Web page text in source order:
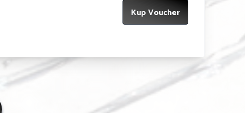
Kup Voucher